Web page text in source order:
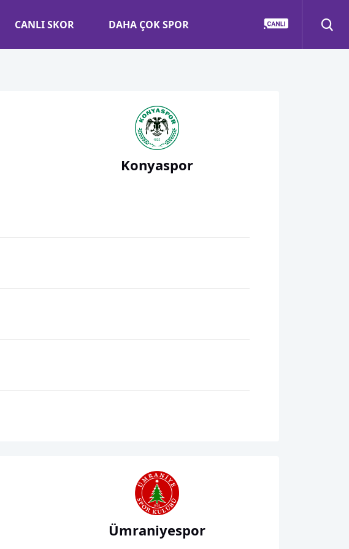
CANLI SKOR DAHA ÇOK SPOR
Konyaspor
Ümraniyespor